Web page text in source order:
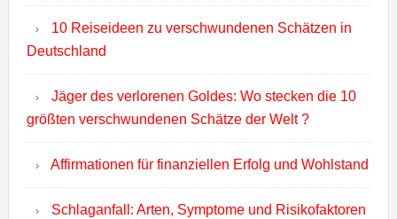
10 Reiseideen zu verschwundenen Schätzen in
Deutschland
Jäger des verlorenen Goldes: Wo stecken die 10
größten verschwundenen Schätze der Welt ?
Affirmationen für finanziellen Erfolg und Wohlstand
Schlaganfall: Arten, Symptome und Risikofaktoren